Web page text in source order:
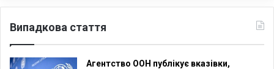
Випадкова стаття
Агентство ООН публікує вказівки,